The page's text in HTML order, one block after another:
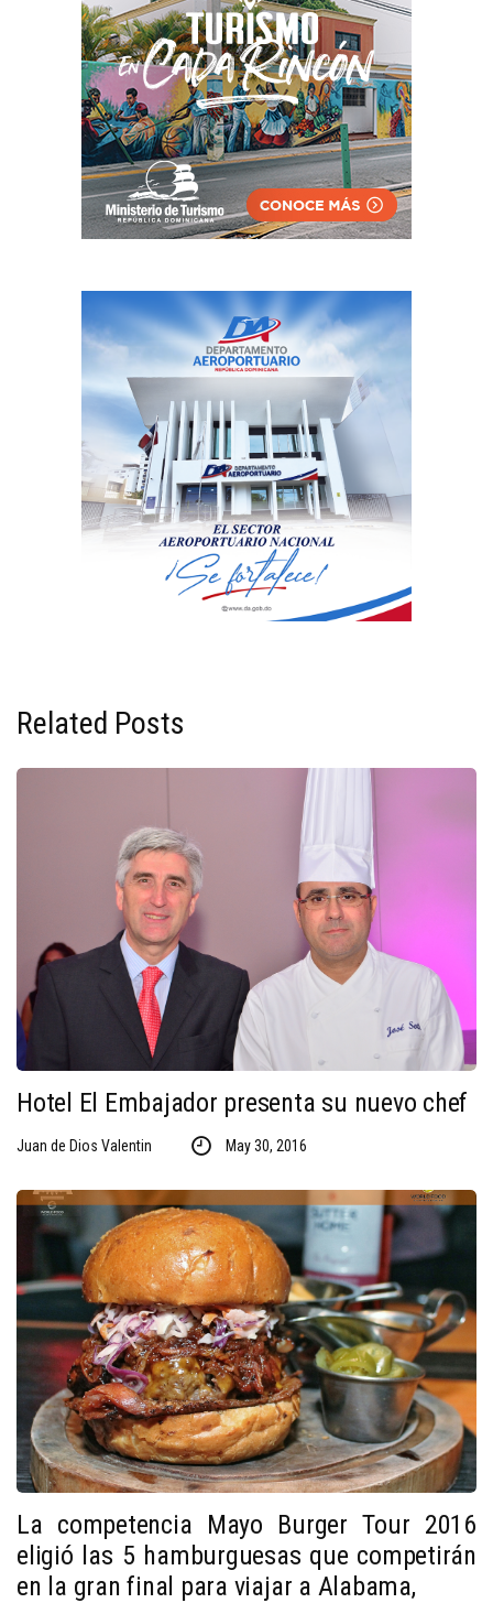
Related Posts
Hotel El Embajador presenta su nuevo chef
Juan de Dios Valentin May 30, 2016
La competencia Mayo Burger Tour 2016
eligió las 5 hamburguesas que competirán
en la gran final para viajar a Alabama,